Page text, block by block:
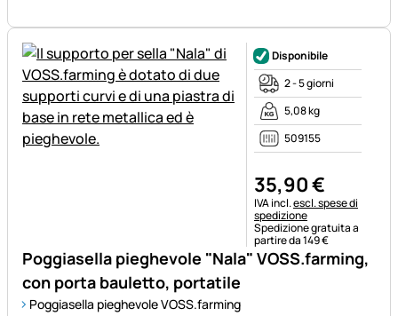
Poggiasella pieghevole "Nala" VOSS.farming,
con porta bauletto, portatile
Poggiasella pieghevole VOSS.farming
Disponibile
2 - 5 giorni
5,08 kg
509155
35,90€
Informazioni fiscali:
IVA incl.escl. spese di
spedizione
Spedizione gratuita a
partire da 149 €